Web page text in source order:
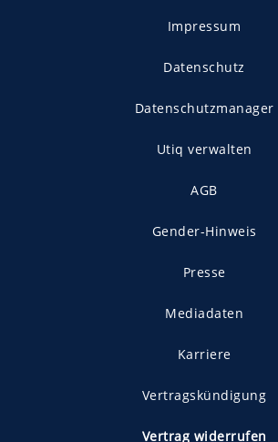
Impressum
Datenschutz
Datenschutzmanager
Utiq verwalten
AGB
Gender-Hinweis
Presse
Mediadaten
Karriere
Vertragskündigung
Vertrag widerrufen